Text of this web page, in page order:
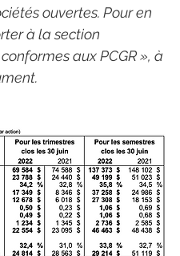
ouvertes. Pour en
à la section
aux PCGR », à